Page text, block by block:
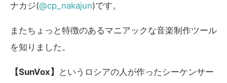
ナカジ(@cp_nakajun)です。
またちょっと特徴のあるマニアックな音楽制作ツール
を知りました。
【SunVox】
というロシアの人が作ったシーケンサー